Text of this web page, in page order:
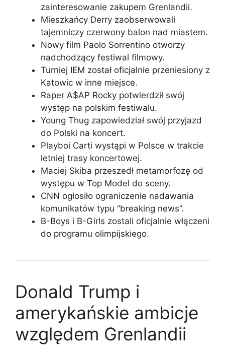
zainteresowanie zakupem Grenlandii.
Mieszkańcy Derry zaobserwowali
tajemniczy czerwony balon nad miastem.
Nowy film Paolo Sorrentino otworzy
nadchodzący festiwal filmowy.
Turniej IEM został oficjalnie przeniesiony z
Katowic w inne miejsce.
Raper A$AP Rocky potwierdził swój
występ na polskim festiwalu.
Young Thug zapowiedział swój przyjazd
do Polski na koncert.
Playboi Carti wystąpi w Polsce w trakcie
letniej trasy koncertowej.
Maciej Skiba przeszedł metamorfozę od
występu w Top Model do sceny.
CNN ogłosiło ograniczenie nadawania
komunikatów typu “breaking news”.
B-Boys i B-Girls zostali oficjalnie włączeni
do programu olimpijskiego.
Donald Trump i
amerykańskie ambicje
względem Grenlandii